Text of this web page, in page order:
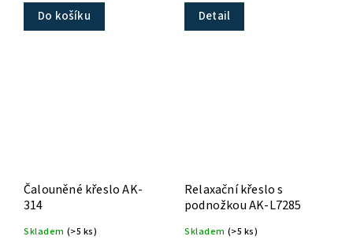
Do košíku Detail
koutků.
Čalouněné křeslo AK-
314
Skladem (>5 ks)
Relaxační křeslo s
podnožkou AK-L7285
Skladem (>5 ks)